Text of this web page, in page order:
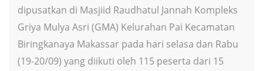
dipusatkan di Masjiid Raudhatul Jannah Kompleks
Griya Mulya Asri (GMA) Kelurahan Pai Kecamatan
Biringkanaya Makassar pada hari selasa dan Rabu
(19-20/09) yang diikuti oleh 115 peserta dari 15